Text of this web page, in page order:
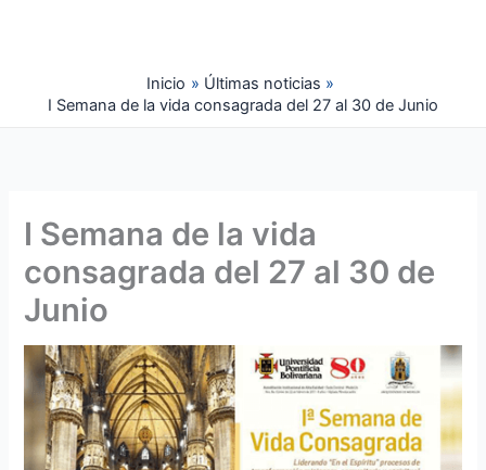
Inicio
Últimas noticias
I Semana de la vida consagrada del 27 al 30 de Junio
I Semana de la vida
consagrada del 27 al 30 de
Junio